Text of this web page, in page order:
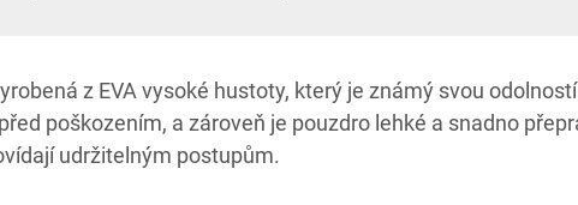
z EVA vysoké hustoty, který je známý svou
poškozením, a zároveň je pouzdro lehké a snadno
udržitelným postupům.